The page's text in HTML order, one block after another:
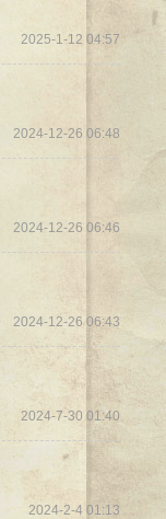
2025-1-12 04:57
2024-12-26 06:48
2024-12-26 06:46
2024-12-26 06:43
2024-7-30 01:40
2024-2-4 01:13